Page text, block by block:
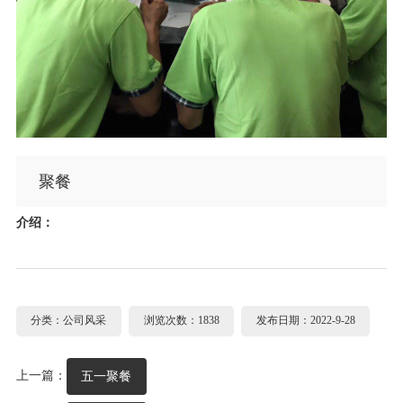
聚餐
介绍：
分类：公司风采 浏览次数：1838 发布日期：2022-9-28
上一篇： 五一聚餐